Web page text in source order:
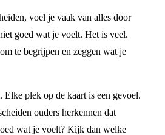
voel je vaak van alles door
goed wat je voelt. Het is veel.
te begrijpen en zeggen wat je
Elke plek op de kaart is een gevoel.
ouders herkennen dat
wat je voelt? Kijk dan welke